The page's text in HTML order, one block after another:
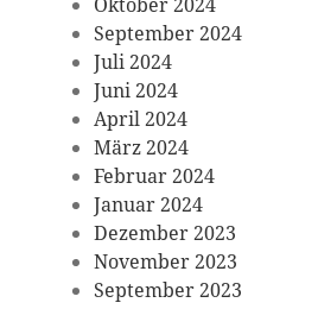
September 2024
Juli 2024
Juni 2024
April 2024
März 2024
Februar 2024
Januar 2024
Dezember 2023
November 2023
September 2023